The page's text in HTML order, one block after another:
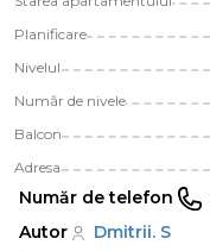
Planificare
Nivelul
Număr de nivele
Balcon
Adresa
Număr de telefon
Autor
Dmitrii. S